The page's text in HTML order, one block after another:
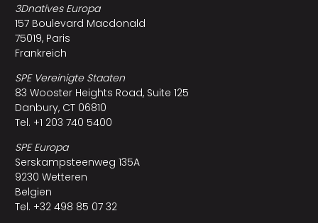
3Dnatives Europa
157 Boulevard Macdonald
75019, Paris
Frankreich
SPE Vereinigte Staaten
83 Wooster Heights Road, Suite 125
Danbury, CT 06810
Tel. +1 203 740 5400
SPE Europa
Serskampsteenweg 135A
9230 Wetteren
Belgien
Tel. +32 498 85 07 32